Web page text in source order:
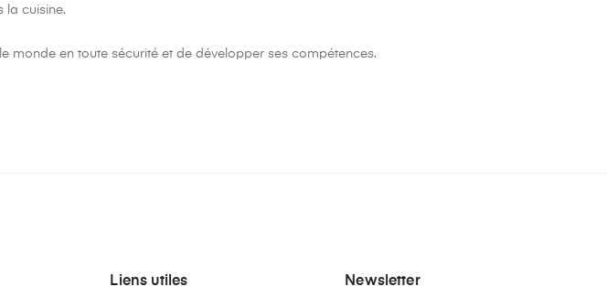
la cuisine.
monde en toute sécurité et de développer ses compétences.
Liens utiles Newsletter